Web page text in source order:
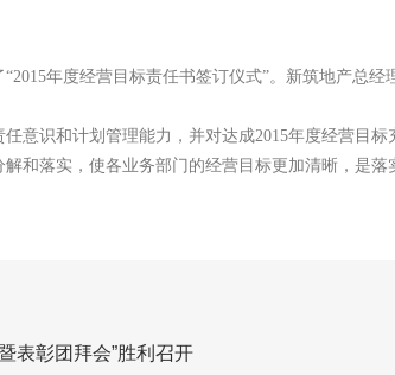
“2015年度经营目标责任书签订仪式”。新筑地产总
意识和计划管理能力，并对达成2015年度经营目标
和落实，使各业务部门的经营目标更加清晰，是落
表彰团拜会”胜利召开